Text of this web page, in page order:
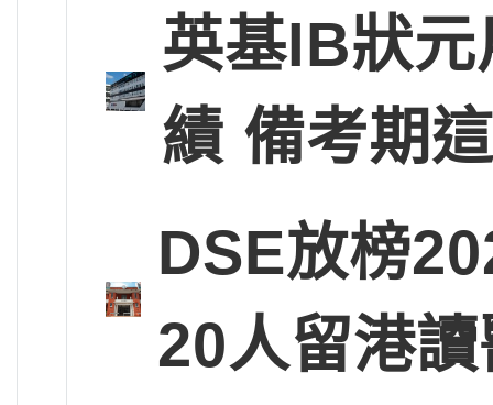
英基IB狀
績 備考期
DSE放榜
20人留港